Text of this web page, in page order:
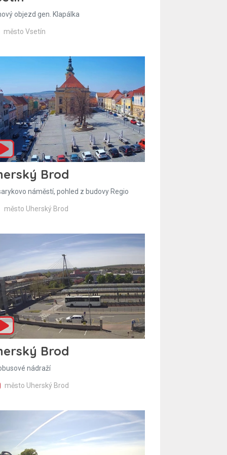
objezd gen. Klapálka
město Vsetín
Brod
náměstí, pohled z budovy Regio
město Uherský Brod
Brod
nádraží
město Uherský Brod